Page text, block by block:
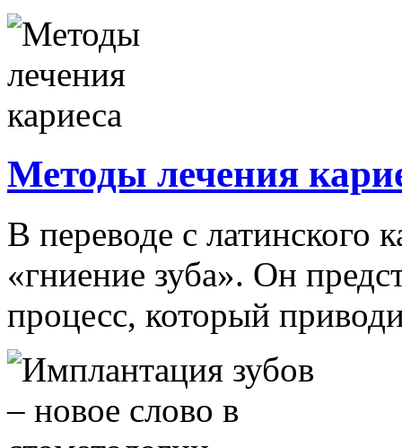
Методы лечения
В переводе с латинского
«гниение зуба». Он
процесс, который